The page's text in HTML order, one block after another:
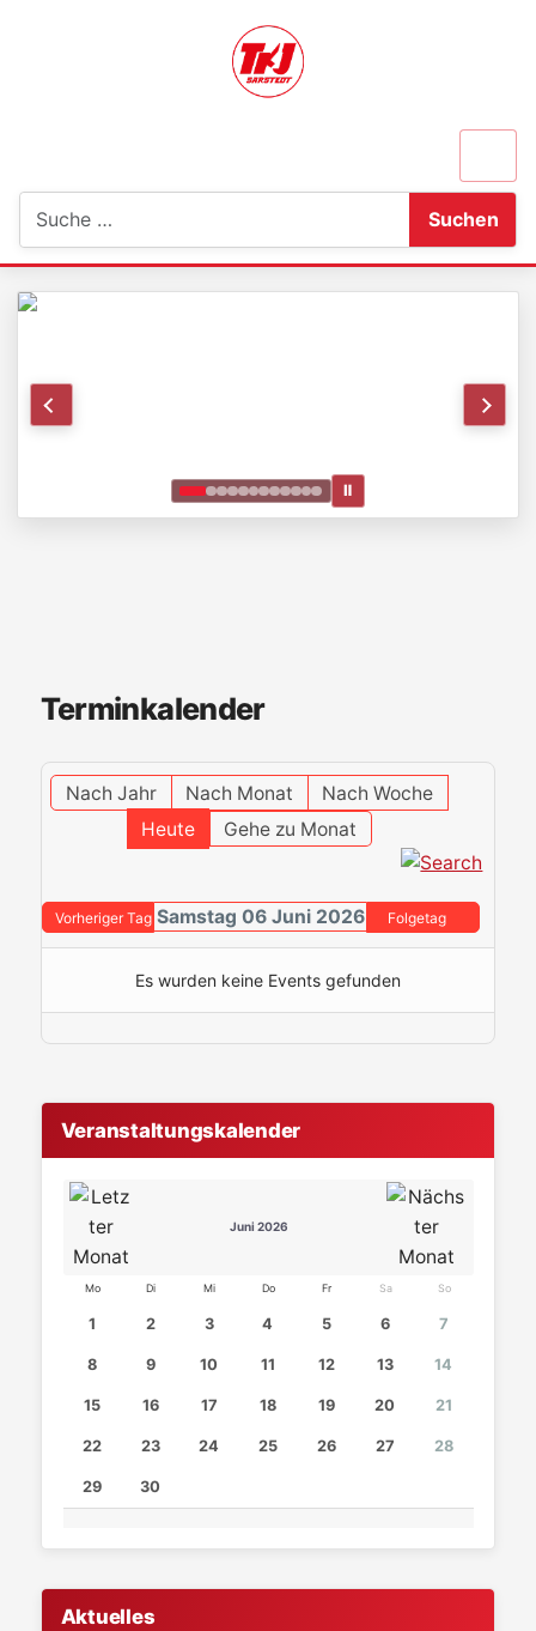
Suchen
Ⅱ
Terminkalender
Nach Jahr Nach Monat
Nach Woche
Heute
Gehe zu Monat
Vorheriger Tag Samstag 06 Juni 2026 Folgetag
Es wurden keine Events gefunden
Veranstaltungskalender
Juni 2026
Mo Di Mi Do Fr Sa So
1 2 3 4 5 6 7
8 9 10 11 12 13 14
15 16 17 18 19 20 21
22 23 24 25 26 27 28
29 30
Aktuelles